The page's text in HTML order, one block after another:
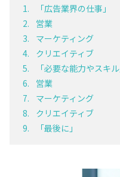
「広告業界の仕事」
営業
マーケティング
クリエイティブ
「必要な能力やスキル
営業
マーケティング
クリエイティブ
「最後に」